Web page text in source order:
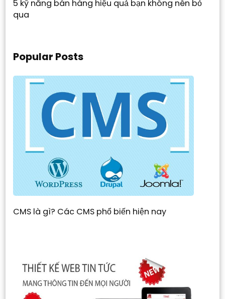
5 kỹ năng bán hàng hiệu quả bạn không nên bỏ
qua
Popular Posts
CMS là gì? Các CMS phổ biến hiện nay